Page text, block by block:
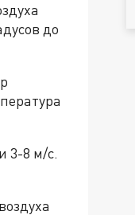
до
3-8 м/с.